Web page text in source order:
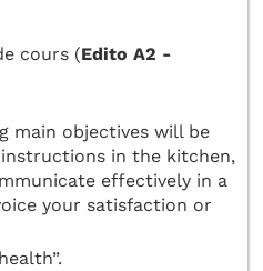
cours (Edito A2 -
main objectives will be
in the kitchen,
effectively in a
your satisfaction or